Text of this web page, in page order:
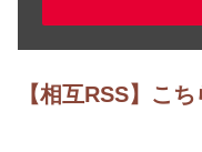
【相互RSS】こ